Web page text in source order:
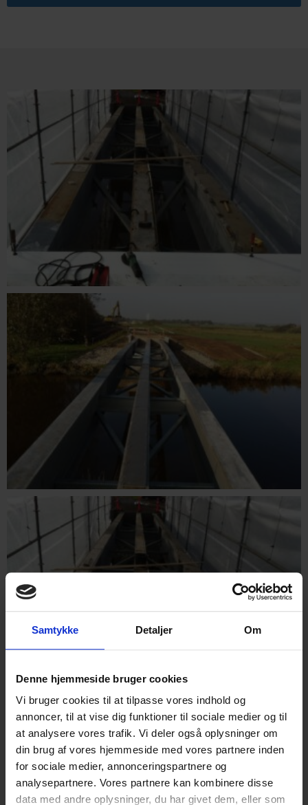
Samtykke Detaljer Om
Denne hjemmeside bruger cookies
Vi bruger cookies til at tilpasse vores indhold og
annoncer, til at vise dig funktioner til sociale medier og til
at analysere vores trafik. Vi deler også oplysninger om
din brug af vores hjemmeside med vores partnere inden
for sociale medier, annonceringspartnere og
analysepartnere. Vores partnere kan kombinere disse
data med andre oplysninger, du har givet dem, eller som